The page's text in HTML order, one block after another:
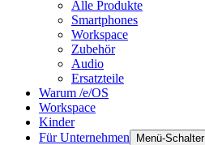
Alle Produkte
Smartphones
Workspace
Zubehör
Audio
Ersatzteile
Warum /e/OS
Workspace
Kinder
Für Unternehmen
Menü-Schalter